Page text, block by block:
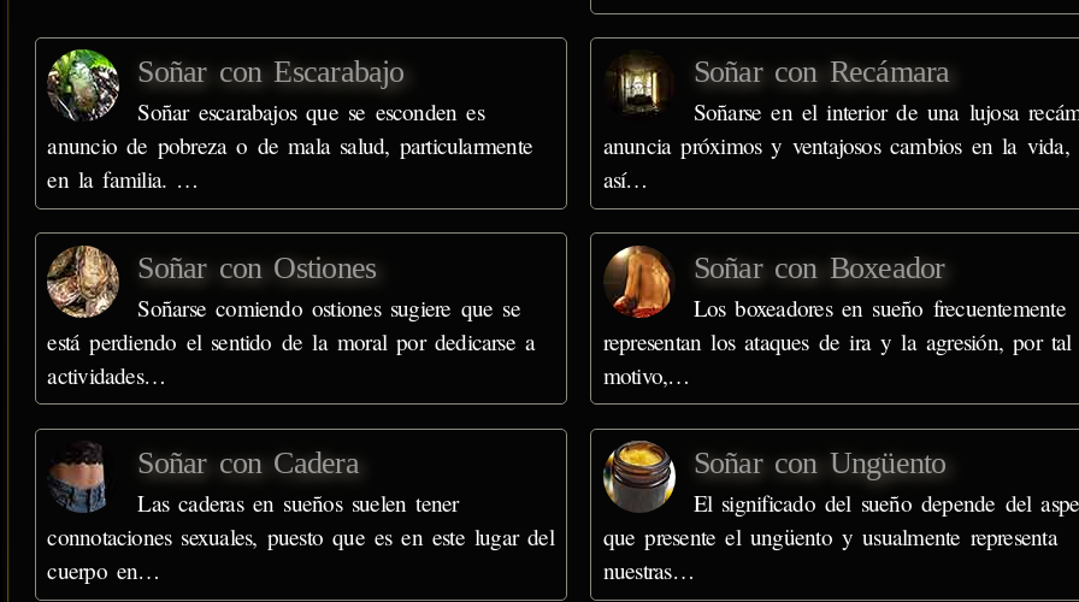
Soñar con Escarabajo
Soñar escarabajos que se esconden es
anuncio de pobreza o de mala salud, particularmente
en la familia. …
Soñar con Recámara
Soñarse en el interior de una lujosa
anuncia próximos y ventajosos cambios en la vida,
así…
Soñar con Ostiones
Soñarse comiendo ostiones sugiere que se
está perdiendo el sentido de la moral por dedicarse a
actividades…
Soñar con Boxeador
Los boxeadores en sueño frecuentemente
representan los ataques de ira y la agresión, por tal
motivo,…
Soñar con Cadera
Las caderas en sueños suelen tener
connotaciones sexuales, puesto que es en este lugar del
cuerpo en…
Soñar con Ungüento
El significado del sueño depende del
que presente el ungüento y usualmente representa
nuestras…